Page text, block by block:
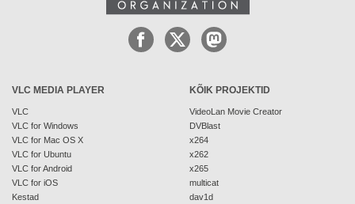
VLC MEDIA PLAYER
VLC
VLC for Windows
VLC for Mac OS X
VLC for Ubuntu
VLC for Android
VLC for iOS
Kestad
KÕIK PROJEKTID
VideoLan Movie Creator
DVBlast
x264
x262
x265
multicat
dav1d